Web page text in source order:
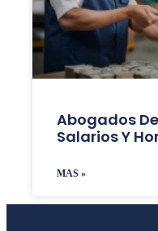
Abogados
Salarios Y
MAS »